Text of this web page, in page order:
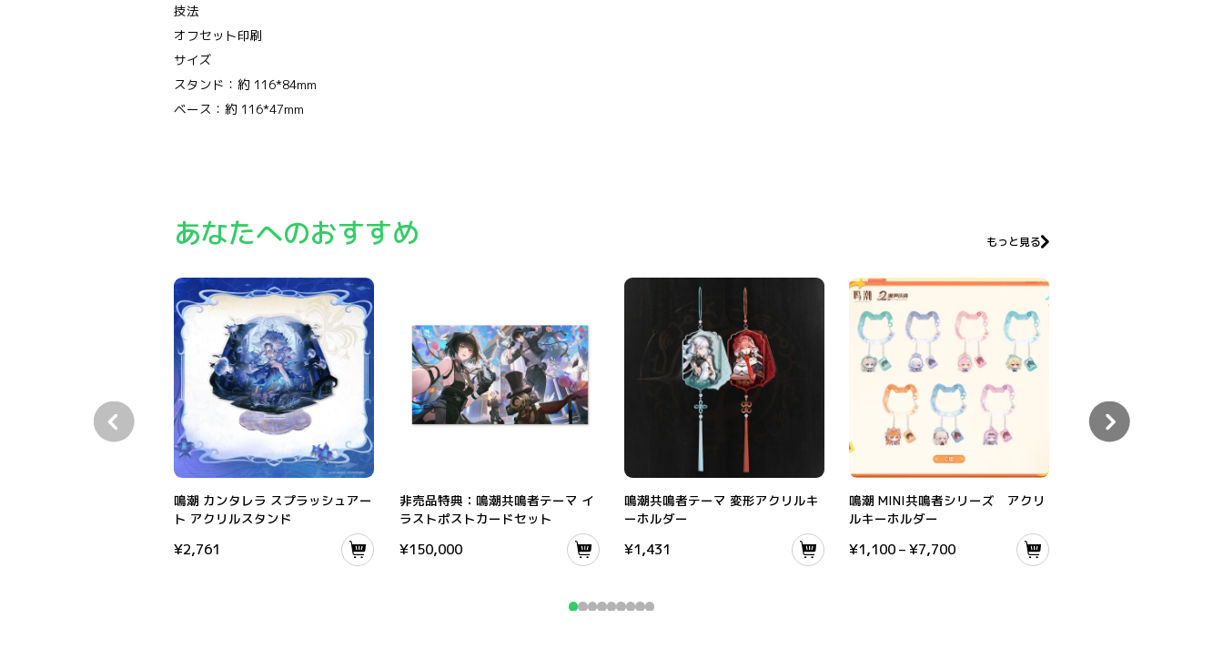
技法
オフセット印刷
サイズ
スタンド：約 116*84mm
ベース：約 116*47mm
あなたへのおすすめ もっと見る
鳴潮 カンタレラ スプラッシュアー
ト アクリルスタンド
¥2,761
非売品特典：鳴潮共鳴者テーマ イ
ラストポストカードセット
¥150,000
鳴潮共鳴者テーマ 変形アクリルキ
ーホルダー
¥1,431
鳴潮 MINI共鳴者シリーズ アクリ
ルキーホルダー
¥1,100 –¥7,700